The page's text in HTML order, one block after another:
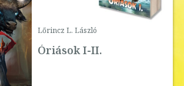
Lőrincz L. László
Óriások I-II.